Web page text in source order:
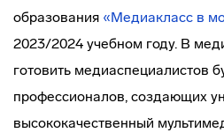
образования «Медиакласс в
2023/2024 учебном году. В
готовить медиаспециалистов
профессионалов, создающих
высококачественный